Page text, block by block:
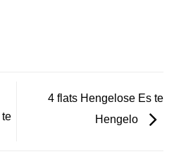
te
4 flats Hengelose Es te
Hengelo